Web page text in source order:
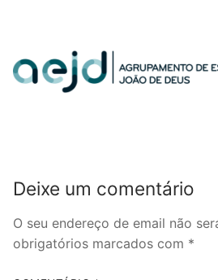
Deixe um comentário
O seu endereço de email não
obrigatórios marcados com *